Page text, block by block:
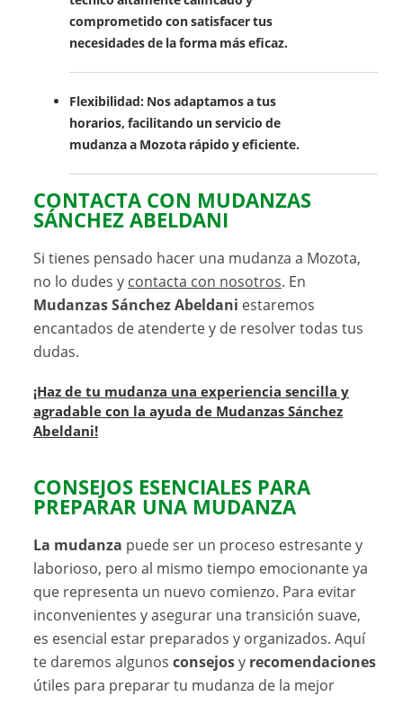
comprometido con satisfacer tus
necesidades de la forma más eficaz.
Flexibilidad: Nos adaptamos a tus
horarios, facilitando un servicio de
mudanza a Mozota rápido y eficiente.
CONTACTA CON MUDANZAS
SÁNCHEZ ABELDANI
Si tienes pensado hacer una mudanza a Mozota,
no lo dudes y contacta con nosotros. En
Mudanzas Sánchez Abeldani estaremos
encantados de atenderte y de resolver todas tus
dudas.
¡Haz de tu mudanza una experiencia sencilla y
agradable con la ayuda de Mudanzas Sánchez
Abeldani!
CONSEJOS ESENCIALES PARA
PREPARAR UNA MUDANZA
La mudanza puede ser un proceso estresante y
laborioso, pero al mismo tiempo emocionante ya
que representa un nuevo comienzo. Para evitar
inconvenientes y asegurar una transición suave,
es esencial estar preparados y organizados. Aquí
te daremos algunosconsejosy recomendaciones
útiles para preparar tu mudanza de la mejor